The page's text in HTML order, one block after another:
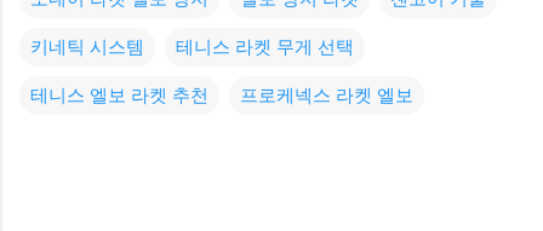
키네틱 시스템 테니스 라켓 무게 선택
테니스 엘보 라켓 추천 프로케넥스 라켓 엘보